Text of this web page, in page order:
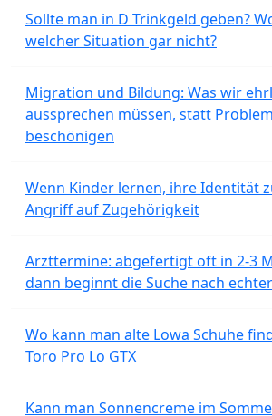
Sollte man in D Trinkgeld geben?
welcher Situation gar nicht?
Migration und Bildung: Was wir
aussprechen müssen, statt
beschönigen
Wenn Kinder lernen, ihre Identität
Angriff auf Zugehörigkeit
Arzttermine: abgefertigt oft in 2-3
dann beginnt die Suche nach
Wo kann man alte Lowa Schuhe
Toro Pro Lo GTX
Kann man Sonnencreme im